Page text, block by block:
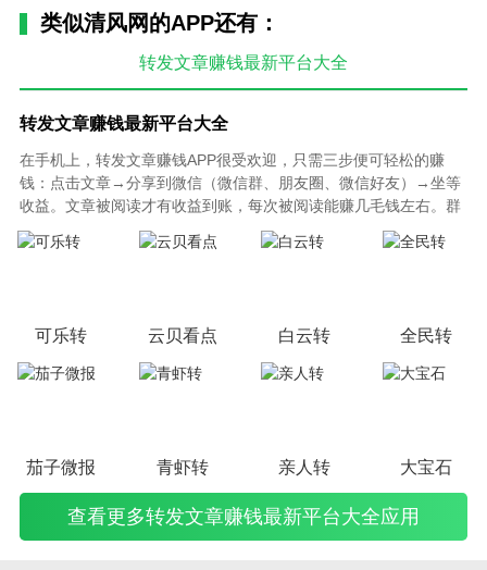
类似清风网的APP还有：
转发文章赚钱最新平台大全
转发文章赚钱最新平台大全
在手机上，转发文章赚钱APP很受欢迎，只需三步便可轻松的赚
钱：点击文章→分享到微信（微信群、朋友圈、微信好友）→坐等
收益。文章被阅读才有收益到账，每次被阅读能赚几毛钱左右。群
多、好友多、文章有吸引力、转发时间好等因素，是赚钱多少的考
量因素。本站为你更新整理转发文章赚钱最新平台大全，一定记得
可乐转 云贝看点 白云转 全民转
茄子微报 青虾转 亲人转 大宝石
查看更多转发文章赚钱最新平台大全应用